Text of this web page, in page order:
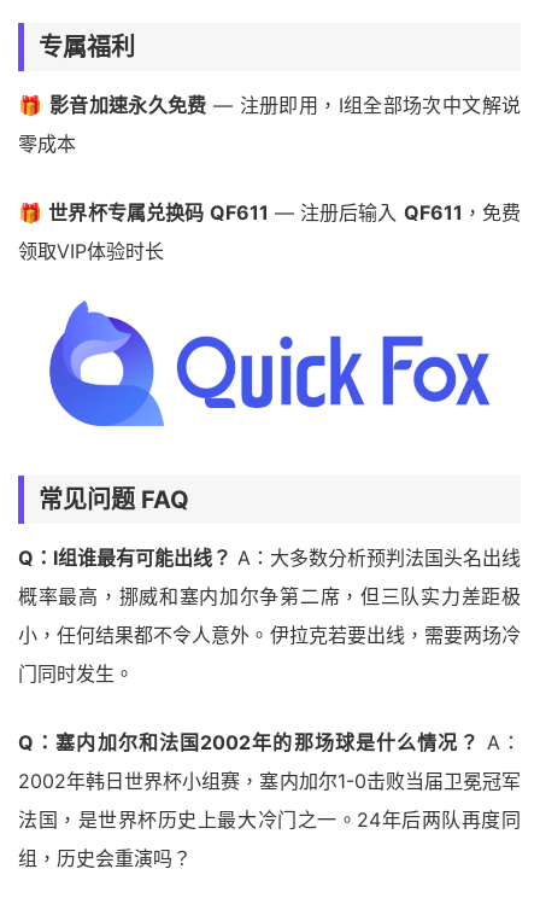
专属福利
🎁 影音加速永久免费 — 注册即用，I组全部场次中文解说
零成本
🎁世界杯专属兑换码 QF611 — 注册后输入 QF611 ，免费
领取VIP体验时长
常见问题 FAQ
Q：I组谁最有可能出线？ A：大多数分析预判法国头名出线
概率最高，挪威和塞内加尔争第二席，但三队实力差距极
小，任何结果都不令人意外。伊拉克若要出线，需要两场冷
门同时发生。
Q：塞内加尔和法国2002年的那场球是什么情况？ A：
2002年韩日世界杯小组赛，塞内加尔1-0击败当届卫冕冠军
法国，是世界杯历史上最大冷门之一。24年后两队再度同
组，历史会重演吗？